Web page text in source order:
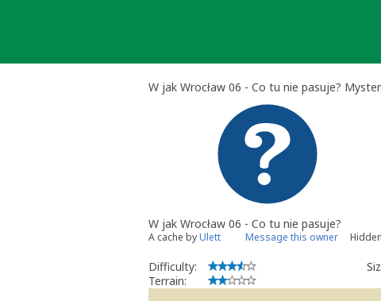
W jak Wrocław 06 - Co tu nie pasuje?
W jak Wrocław 06 - Co tu nie pasuje?
A cache byUlett Message this owner
Difficulty:
Terrain: